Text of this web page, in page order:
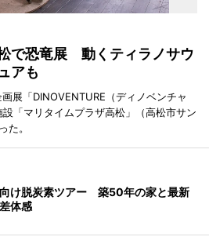
で恐竜展 動くティラノサウ
アも
展「DINOVENTURE（ディノベンチャ
「マリタイムプラザ高松」（高松市サン
た。
け脱炭素ツアー 築50年の家と最新
体感